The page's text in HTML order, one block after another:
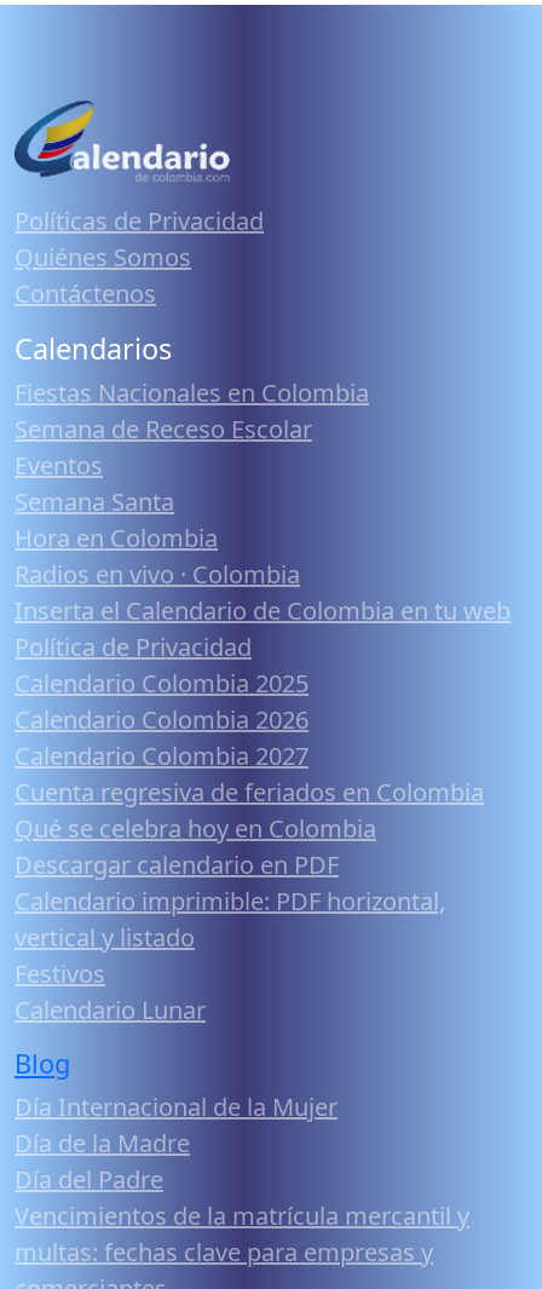
Políticas de Privacidad
Quiénes Somos
Contáctenos
Calendarios
Fiestas Nacionales en Colombia
Semana de Receso Escolar
Eventos
Semana Santa
Hora en Colombia
Radios en vivo · Colombia
Inserta el Calendario de Colombia en tu web
Política de Privacidad
Calendario Colombia 2025
Calendario Colombia 2026
Calendario Colombia 2027
Cuenta regresiva de feriados en Colombia
Qué se celebra hoy en Colombia
Descargar calendario en PDF
Calendario imprimible: PDF horizontal,
vertical y listado
Festivos
Calendario Lunar
Blog
Día Internacional de la Mujer
Día de la Madre
Día del Padre
Vencimientos de la matrícula mercantil y
multas: fechas clave para empresas y